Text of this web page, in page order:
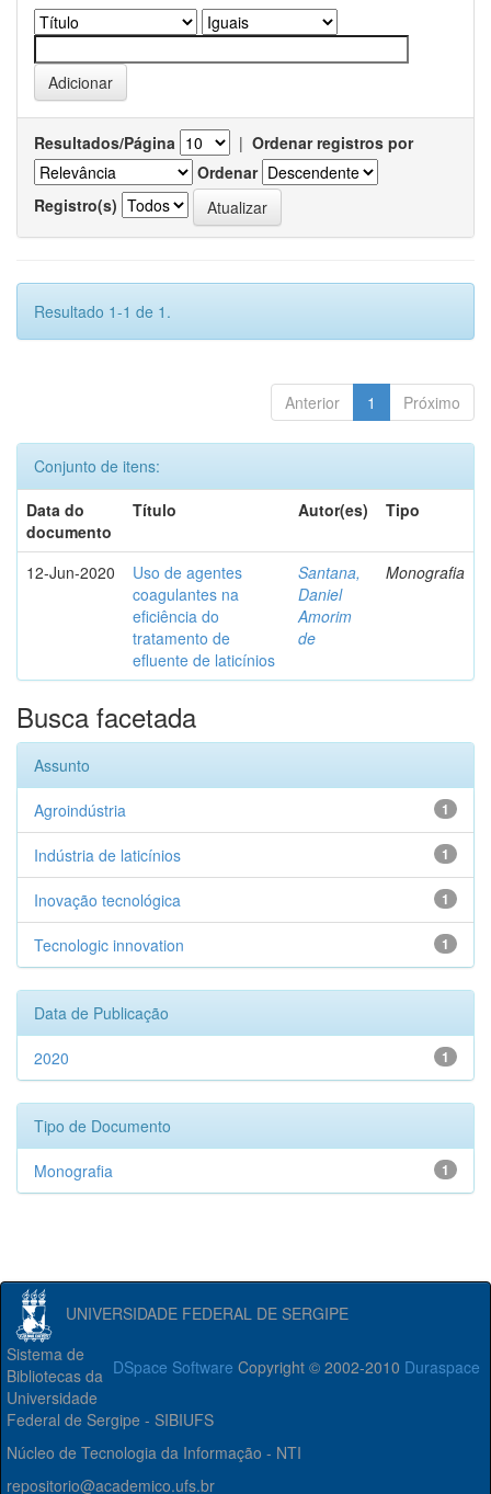
Resultados/Página | Ordenar registros por
Ordenar
Registro(s)
Resultado 1-1 de 1.
Anterior 1 Próximo
Conjunto de itens:
Data do
documento
Título Autor(es) Tipo
12-Jun-2020
Uso de agentes
coagulantes na
eficiência do
tratamento de
efluente de laticínios
Santana,
Daniel
Amorim
de
Monografia
Busca facetada
Assunto
1
Agroindústria
1
Indústria de laticínios
1
Inovação tecnológica
1
Tecnologic innovation
Data de Publicação
1
2020
Tipo de Documento
1
Monografia
UNIVERSIDADE FEDERAL DE SERGIPE
DSpace Software Copyright © 2002-2010 Duraspace
Sistema de
Bibliotecas da
Universidade
Federal de Sergipe - SIBIUFS
Núcleo de Tecnologia da Informação - NTI
repositorio@academico.ufs.br